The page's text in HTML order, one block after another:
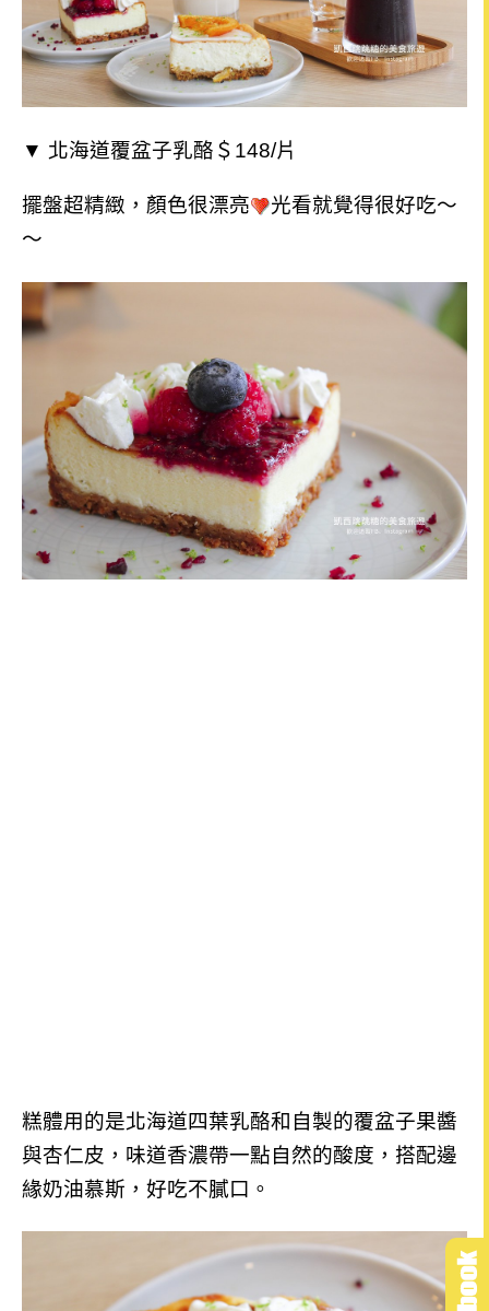
▼ 北海道覆盆子乳酪＄148/片
擺盤超精緻，顏色很漂亮 光看就覺得很好吃～
～
糕體用的是北海道四葉乳酪和自製的覆盆子果醬
與杏仁皮，味道香濃帶一點自然的酸度，搭配邊
緣奶油慕斯，好吃不膩口。